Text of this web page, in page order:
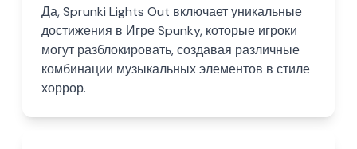
Да, Sprunki Lights Out включает уникальные
достижения в Игре Spunky, которые игроки
могут разблокировать, создавая различные
комбинации музыкальных элементов в стиле
хоррор.